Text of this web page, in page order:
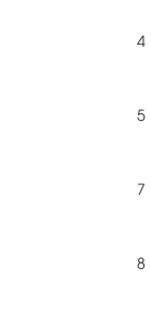
4
5
7
8